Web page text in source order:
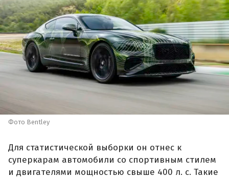
Фото Bentley
Для статистической выборки он отнес к
суперкарам автомобили со спортивным стилем
и двигателями мощностью свыше 400 л. с. Такие